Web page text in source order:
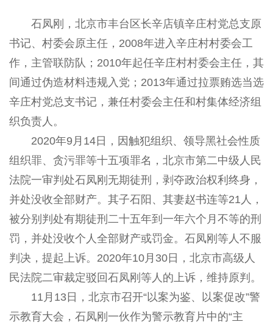
石凤刚，北京市丰台区长辛店镇辛庄村党总支原
书记、村委会原主任，2008年进入辛庄村村委会工
作，主管联防队；2010年起任辛庄村村委会主任，其
间通过伪造材料违规入党；2013年通过拉票贿选当选
辛庄村党总支书记，兼任村委会主任和村集体经济组
织负责人。
2020年9月14日，因触犯组织、领导黑社会性质
组织罪、贪污罪等十五项罪名，北京市第二中级人民
法院一审判处石凤刚无期徒刑，剥夺政治权利终身，
并处没收全部财产。其子石阳、其妻赵书连等21人，
被分别判处有期徒刑二十五年到一年六个月不等的刑
罚，并处没收个人全部财产或罚金。石凤刚等人不服
判决，提起上诉。2020年10月30日，北京市高级人
民法院二审裁定驳回石凤刚等人的上诉，维持原判。
11月13日，北京市召开“以案为鉴、以案促改”警
示教育大会，石凤刚一伙作为警示教育片中的“主